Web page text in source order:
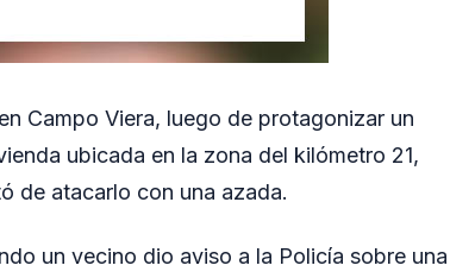
Campo Viera, luego de protagonizar un
ubicada en la zona del kilómetro 21,
de atacarlo con una azada.
un vecino dio aviso a la Policía sobre una